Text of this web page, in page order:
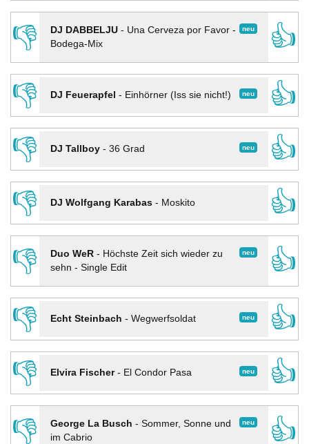
👎
neu
DJ DABBELJU- Una Cerveza por Favor -
Bodega-Mix
👍
👎
neu
DJ Feuerapfel - Einhörner (Iss sie nicht!)
👍
👎
neu
DJ Tallboy- 36 Grad
👍
👎
DJ Wolfgang Karabas- Moskito
👍
👎
neu
Duo WeR- Höchste Zeit sich wieder zu
sehn - Single Edit
👍
👎
neu
Echt Steinbach - Wegwerfsoldat
👍
👎
neu
Elvira Fischer- El Condor Pasa
👍
👎
neu
George La Busch - Sommer, Sonne und
im Cabrio
👍